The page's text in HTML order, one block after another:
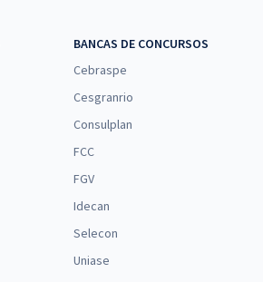
BANCAS DE CONCURSOS
Cebraspe
Cesgranrio
Consulplan
FCC
FGV
Idecan
Selecon
Uniase